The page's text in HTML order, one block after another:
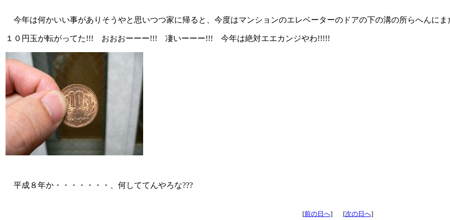
今年は何かいい事がありそうやと思いつつ家に帰ると、今度はマンションのエレベーターのドアの下の溝の所らへんにま
１０円玉が転がってた!!! おおおーーー!!! 凄いーーー!!! 今年は絶対エエカンジやわ!!!!!
平成８年か・・・・・・・、何しててんやろな???
[前の日へ] [次の日へ]